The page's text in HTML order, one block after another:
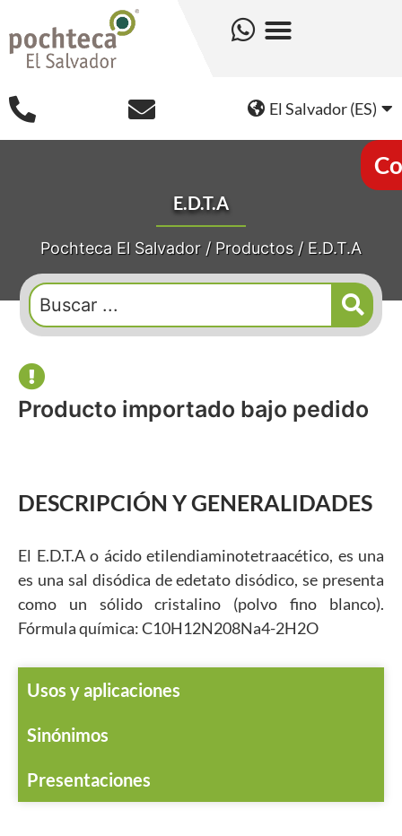
El Salvador (ES)
E.D.T.A
Pochteca El Salvador / Productos/ E.D.T.A
Producto importado bajo pedido
DESCRIPCIÓN Y GENERALIDADES
El E.D.T.A o ácido etilendiaminotetraacético, es una
es una sal disódica de edetato disódico, se presenta
como un sólido cristalino (polvo fino blanco).
Fórmula química: C10H12N208Na4-2H2O
Usos y aplicaciones
Sinónimos
Presentaciones